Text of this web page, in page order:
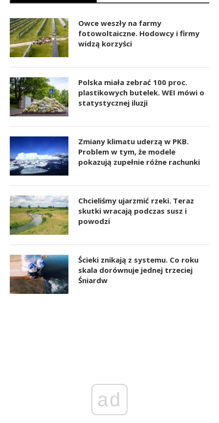
Owce weszły na farmy
fotowoltaiczne. Hodowcy i firmy
widzą korzyści
Polska miała zebrać 100 proc.
plastikowych butelek. WEI mówi o
statystycznej iluzji
Zmiany klimatu uderzą w PKB.
Problem w tym, że modele
pokazują zupełnie różne rachunki
Chcieliśmy ujarzmić rzeki. Teraz
skutki wracają podczas susz i
powodzi
Ścieki znikają z systemu. Co roku
skala dorównuje jednej trzeciej
Śniardw
ad